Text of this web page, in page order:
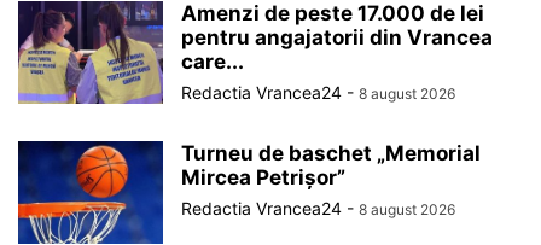
Amenzi de peste 17.000 de lei
pentru angajatorii din Vrancea
care...
Redactia Vrancea24 - 8 august 2026
Turneu de baschet „Memorial
Mircea Petrișor”
Redactia Vrancea24 - 8 august 2026